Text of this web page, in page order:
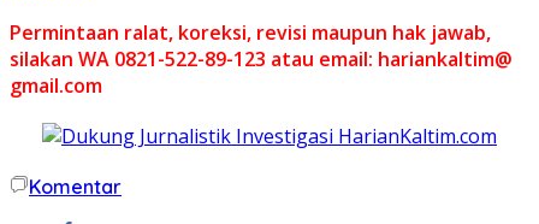
Permintaan ralat, koreksi, revisi maupun hak jawab,
silakan WA 0821-522-89-123 atau email: hariankaltim@
gmail.com
Komentar